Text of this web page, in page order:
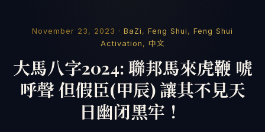
November 23, 2023 · BaZi , Feng Shui , Feng Shui
Activation , 中文
大馬八字2024: 聯邦馬來虎鞭 唬
呼聲 但假臣(甲辰) 讓其不見天
日幽闭黑牢 ！